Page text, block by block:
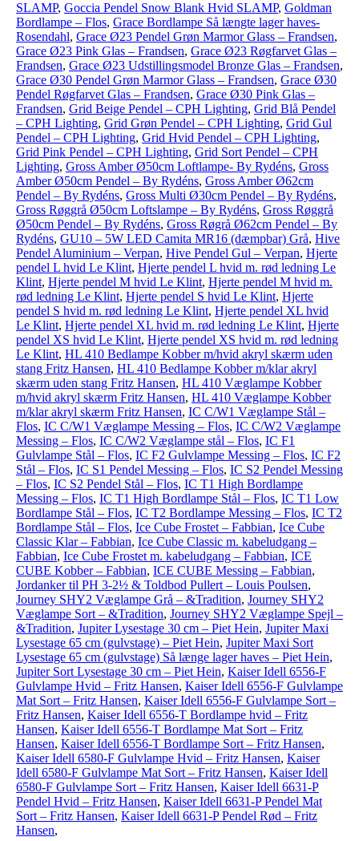
SLAMP, Goccia Pendel Snow Blank Hvid SLAMP, Goldman
Bordlampe – Flos, Grace Bordlampe Så længte lager haves-
Rosendahl, Grace Ø23 Pendel Grøn Marmor Glass – Frandsen,
Grace Ø23 Pink Glas – Frandsen, Grace Ø23 Røgfarvet Glas –
Frandsen, Grace Ø23 Udstillingsmodel Bronze Glas – Frandsen,
Grace Ø30 Pendel Grøn Marmor Glass – Frandsen, Grace Ø30
Pendel Røgfarvet Glas – Frandsen, Grace Ø30 Pink Glas –
Frandsen, Grid Beige Pendel – CPH Lighting, Grid Blå Pendel
– CPH Lighting, Grid Grøn Pendel – CPH Lighting, Grid Gul
Pendel – CPH Lighting, Grid Hvid Pendel – CPH Lighting,
Grid Pink Pendel – CPH Lighting, Grid Sort Pendel – CPH
Lighting, Gross Amber Ø50cm Loftlampe- By Rydéns, Gross
Amber Ø50cm Pendel – By Rydéns, Gross Amber Ø62cm
Pendel – By Rydéns, Gross Multi Ø30cm Pendel – By Rydéns,
Gross Røggrå Ø50cm Loftslampe – By Rydéns, Gross Røggrå
Ø50cm Pendel – By Rydéns, Gross Røgrå Ø62cm Pendel – By
Rydéns, GU10 – 5W LED Camita MR16 (dæmpbar) Grå, Hive
Pendel Aluminium – Verpan, Hive Pendel Gul – Verpan, Hjerte
pendel L hvid Le Klint, Hjerte pendel L hvid m. rød ledning Le
Klint, Hjerte pendel M hvid Le Klint, Hjerte pendel M hvid m.
rød ledning Le Klint, Hjerte pendel S hvid Le Klint, Hjerte
pendel S hvid m. rød ledning Le Klint, Hjerte pendel XL hvid
Le Klint, Hjerte pendel XL hvid m. rød ledning Le Klint, Hjerte
pendel XS hvid Le Klint, Hjerte pendel XS hvid m. rød ledning
Le Klint, HL 410 Bedlampe Kobber m/hvid akryl skærm uden
stang Fritz Hansen, HL 410 Bedlampe Kobber m/klar akryl
skærm uden stang Fritz Hansen, HL 410 Væglampe Kobber
m/hvid akryl skærm Fritz Hansen, HL 410 Væglampe Kobber
m/klar akryl skærm Fritz Hansen, IC C/W1 Væglampe Stål –
Flos, IC C/W1 Væglampe Messing – Flos, IC C/W2 Væglampe
Messing – Flos, IC C/W2 Væglampe stål – Flos, IC F1
Gulvlampe Stål – Flos, IC F2 Gulvlampe Messing – Flos, IC F2
Stål – Flos, IC S1 Pendel Messing – Flos, IC S2 Pendel Messing
– Flos, IC S2 Pendel Stål – Flos, IC T1 High Bordlampe
Messing – Flos, IC T1 High Bordlampe Stål – Flos, IC T1 Low
Bordlampe Stål – Flos, IC T2 Bordlampe Messing – Flos, IC T2
Bordlampe Stål – Flos, Ice Cube Frostet – Fabbian, Ice Cube
Classic Klar – Fabbian, Ice Cube Classic m. kabeludgang –
Fabbian, Ice Cube Frostet m. kabeludgang – Fabbian, ICE
CUBE Kobber – Fabbian, ICE CUBE Messing – Fabbian,
Jordanker til PH 3-2½ & Toldbod Pullert – Louis Poulsen,
Journey SHY2 Væglampe Grå – &Tradition, Journey SHY2
Væglampe Sort – &Tradition, Journey SHY2 Væglampe Spejl –
&Tradition, Jupiter Lysestage 30 cm – Piet Hein, Jupiter Maxi
Lysestage 65 cm (gulvstage) – Piet Hein, Jupiter Maxi Sort
Lysestage 65 cm (gulvstage) Så længe lager haves – Piet Hein,
Jupiter Sort Lysestage 30 cm – Piet Hein, Kaiser Idell 6556-F
Gulvlampe Hvid – Fritz Hansen, Kaiser Idell 6556-F Gulvlampe
Mat Sort – Fritz Hansen, Kaiser Idell 6556-F Gulvlampe Sort –
Fritz Hansen, Kaiser Idell 6556-T Bordlampe hvid – Fritz
Hansen, Kaiser Idell 6556-T Bordlampe Mat Sort – Fritz
Hansen, Kaiser Idell 6556-T Bordlampe Sort – Fritz Hansen,
Kaiser Idell 6580-F Gulvlampe Hvid – Fritz Hansen, Kaiser
Idell 6580-F Gulvlampe Mat Sort – Fritz Hansen, Kaiser Idell
6580-F Gulvlampe Sort – Fritz Hansen, Kaiser Idell 6631-P
Pendel Hvid – Fritz Hansen, Kaiser Idell 6631-P Pendel Mat
Sort – Fritz Hansen, Kaiser Idell 6631-P Pendel Rød – Fritz
Hansen,